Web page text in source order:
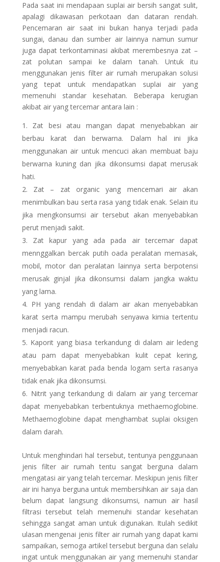
Pada saat ini mendapaan suplai air bersih sangat sulit,
apalagi dikawasan perkotaan dan dataran rendah.
Pencemaran air saat ini bukan hanya terjadi pada
sungai, danau dan sumber air lainnya namun sumur
juga dapat terkontaminasi akibat merembesnya zat –
zat polutan sampai ke dalam tanah. Untuk itu
menggunakan jenis filter air rumah merupakan solusi
yang tepat untuk mendapatkan suplai air yang
memenuhi standar kesehatan. Beberapa kerugian
akibat air yang tercemar antara lain :
Zat besi atau mangan dapat menyebabkan air
berbau karat dan berwarna. Dalam hal ini jika
menggunakan air untuk mencuci akan membuat baju
berwarna kuning dan jika dikonsumsi dapat merusak
hati.
Zat – zat organic yang mencemari air akan
menimbulkan bau serta rasa yang tidak enak. Selain itu
jika mengkonsumsi air tersebut akan menyebabkan
perut menjadi sakit.
Zat kapur yang ada pada air tercemar dapat
mennggalkan bercak putih oada peralatan memasak,
mobil, motor dan peralatan lainnya serta berpotensi
merusak ginjal jika dikonsumsi dalam jangka waktu
yang lama.
PH yang rendah di dalam air akan menyebabkan
karat serta mampu merubah senyawa kimia tertentu
menjadi racun.
Kaporit yang biasa terkandung di dalam air ledeng
atau pam dapat menyebabkan kulit cepat kering,
menyebabkan karat pada benda logam serta rasanya
tidak enak jika dikonsumsi.
Nitrit yang terkandung di dalam air yang tercemar
dapat menyebabkan terbentuknya methaemoglobine.
Methaemoglobine dapat menghambat suplai oksigen
dalam darah.
Untuk menghindari hal tersebut, tentunya penggunaan
jenis filter air rumah tentu sangat berguna dalam
mengatasi air yang telah tercemar. Meskipun jenis filter
air ini hanya berguna untuk membersihkan air saja dan
belum dapat langsung dikonsumsi, namun air hasil
filtrasi tersebut telah memenuhi standar kesehatan
sehingga sangat aman untuk digunakan. Itulah sedikit
ulasan mengenai jenis filter air rumah yang dapat kami
sampaikan, semoga artikel tersebut berguna dan selalu
ingat untuk menggunakan air yang memenuhi standar